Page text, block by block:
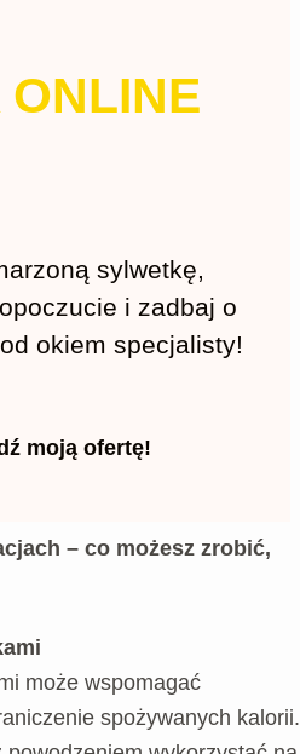
ONLINE
sylwetkę,
i zadbaj o
okiem specjalisty!
moją ofertę!
– co możesz zrobić,
może wspomagać
spożywanych kalorii.